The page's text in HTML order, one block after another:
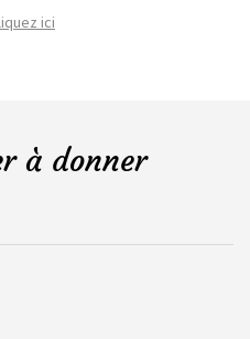
ici
à donner